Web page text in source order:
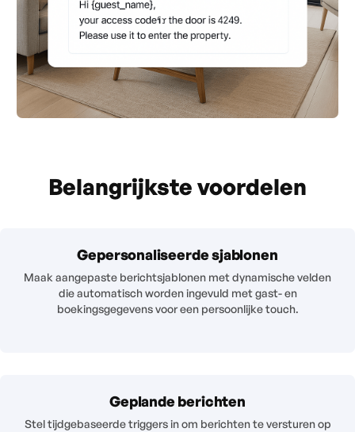
Belangrijkste voordelen
Gepersonaliseerde sjablonen
Maak aangepaste berichtsjablonen met dynamische velden
die automatisch worden ingevuld met gast- en
boekingsgegevens voor een persoonlijke touch.
Geplande berichten
Stel tijdgebaseerde triggers in om berichten te versturen op